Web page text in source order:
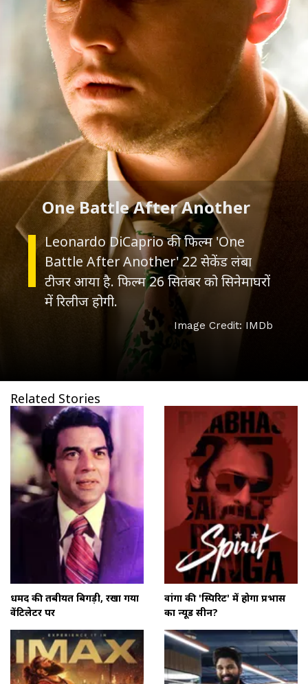
Leonardo DiCaprio की फिल्म 'One
Battle After Another' 22 सेकेंड लंबा
टीजर आया है. फिल्म 26 सितंबर को सिनेमाघरों
One Battle After Another
Image Credit: IMDb
Related Stories
धर्मेंद की तबीयत बिगड़ी, रखा गया
वेंटिलेटर पर
वांगा की 'स्पिरिट' में होगा प्रभास
का न्यूड सीन?